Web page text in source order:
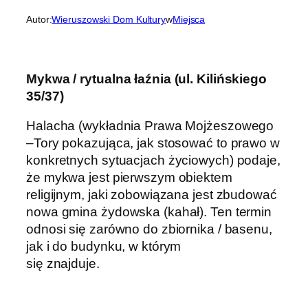
Autor:Wieruszowski Dom KulturywMiejsca
Mykwa / rytualna łaźnia (ul. Kilińskiego
35/37)
Halacha (wykładnia Prawa Mojżeszowego
–Tory pokazująca, jak stosować to prawo w
konkretnych sytuacjach życiowych) podaje,
że mykwa jest pierwszym obiektem
religijnym, jaki zobowiązana jest zbudować
nowa gmina żydowska (kahał). Ten termin
odnosi się zarówno do zbiornika / basenu,
jak i do budynku, w którym
się znajduje.